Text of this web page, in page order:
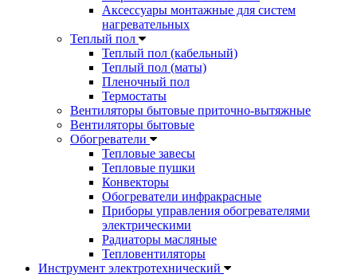
Аксессуары монтажные для систем
нагревательных
Теплый пол
Теплый пол (кабельный)
Теплый пол (маты)
Пленочный пол
Термостаты
Вентиляторы бытовые приточно-вытяжные
Вентиляторы бытовые
Обогреватели
Тепловые завесы
Тепловые пушки
Конвекторы
Обогреватели инфракрасные
Приборы управления обогревателями
электрическими
Радиаторы масляные
Тепловентиляторы
Инструмент электротехнический